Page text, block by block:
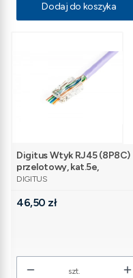
Dodaj do koszyka
Digitus Wtyk RJ45 (8P8C)
przelotowy, kat.5e,
nieekranowany, AWG 26-24,
PRODUCENT
DIGITUS
Cena
46,50 zł
szt.